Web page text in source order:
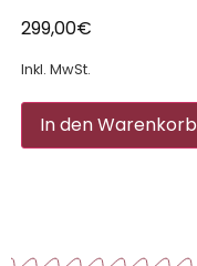
299,00€
Inkl. MwSt.
In den Warenkorb